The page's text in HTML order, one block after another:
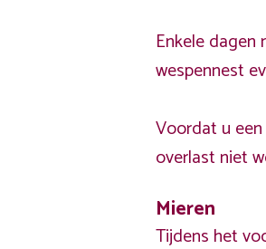
Enkele
wespennest
Voordat u
overlast niet
Mieren
Tijdens het